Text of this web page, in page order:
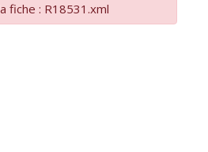
fiche : R18531.xml